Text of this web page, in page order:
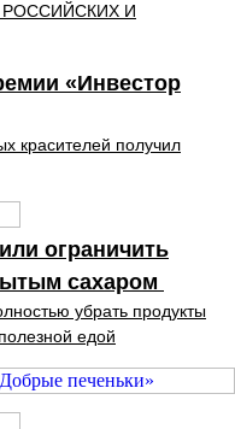
РОССИЙСКИХ И
«Инвестор
красителей получил
ограничить
сахаром
убрать продукты
едой